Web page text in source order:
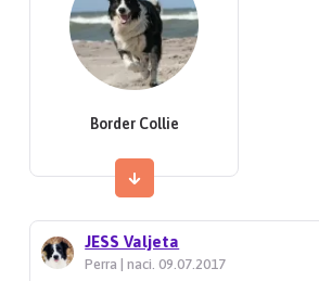
Border Collie
JESS Valjeta
Perra | naci. 09.07.2017